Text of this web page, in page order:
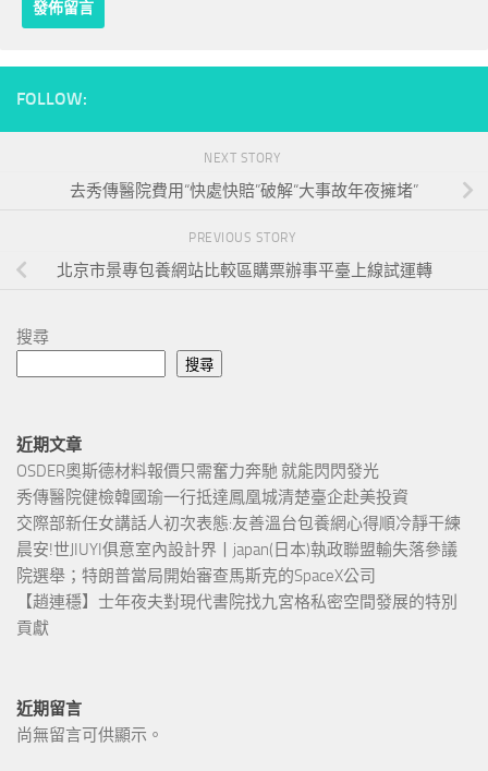
FOLLOW:
NEXT STORY
去秀傳醫院費用“快處快賠”破解“大事故年夜擁堵”
PREVIOUS STORY
北京市景專包養網站比較區購票辦事平臺上線試運轉
搜尋
搜尋
近期文章
OSDER奧斯德材料報價只需奮力奔馳 就能閃閃發光
秀傳醫院健檢韓國瑜一行抵達鳳凰城清楚臺企赴美投資
交際部新任女講話人初次表態:友善溫台包養網心得順冷靜干練
晨安!世JIUYI俱意室內設計界丨japan(日本)執政聯盟輸失落參議
院選舉；特朗普當局開始審查馬斯克的SpaceX公司
【趙連穩】士年夜夫對現代書院找九宮格私密空間發展的特別
貢獻
近期留言
尚無留言可供顯示。